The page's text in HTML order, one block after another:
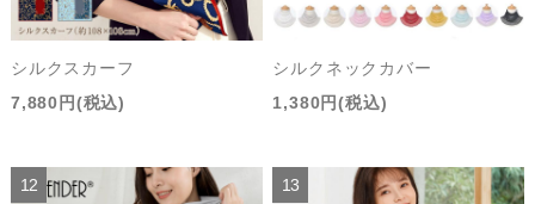
シルクスカーフ
7,880円(税込)
シルクネックカバー
1,380円(税込)